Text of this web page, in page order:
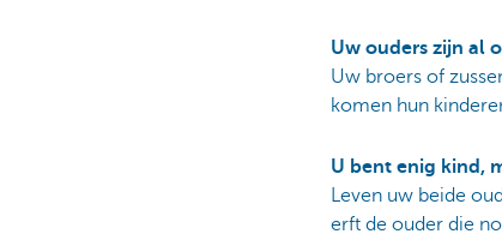
Uw ouders zijn al
Uw broers of
komen hun
U bent enig kind,
Leven uw beide
erft de ouder die